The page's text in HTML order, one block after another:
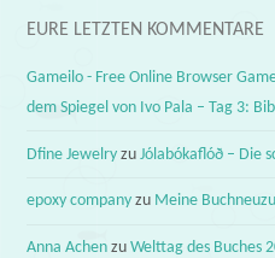
EURE LETZTEN KOMMENTARE
Gameilo - Free Online Browser
dem Spiegel von Ivo Pala – Tag 3:
Dfine Jewelry zuJólabókaflóð – Die
epoxy company zu Meine
Anna Achen zuWelttag des Buches